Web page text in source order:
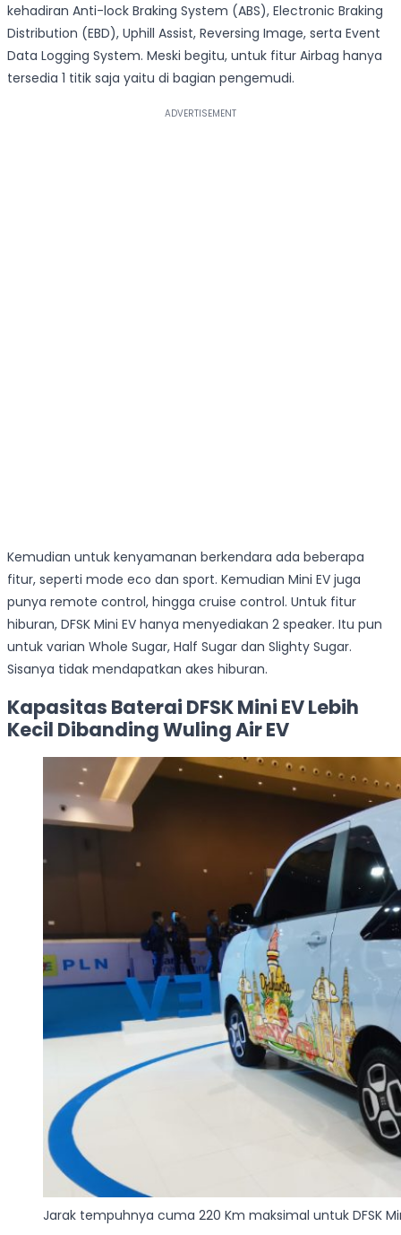
kehadiran Anti-lock Braking System (ABS), Electronic Braking
Distribution (EBD), Uphill Assist, Reversing Image, serta Event
Data Logging System. Meski begitu, untuk fitur Airbag hanya
tersedia 1 titik saja yaitu di bagian pengemudi.
Kemudian untuk kenyamanan berkendara ada beberapa
fitur, seperti mode eco dan sport. Kemudian Mini EV juga
punya remote control, hingga cruise control. Untuk fitur
hiburan, DFSK Mini EV hanya menyediakan 2 speaker. Itu pun
untuk varian Whole Sugar, Half Sugar dan Slighty Sugar.
Sisanya tidak mendapatkan akes hiburan.
Kapasitas Baterai DFSK Mini EV Lebih
Kecil Dibanding Wuling Air EV
Jarak tempuhnya cuma 220 Km maksimal untuk DFSK